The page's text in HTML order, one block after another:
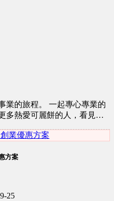
業的旅程。 一起專心專業的
多熱愛可麗餅的人，看見這
心的起點， 讓一份喜歡成為
業優惠方案
方案
25